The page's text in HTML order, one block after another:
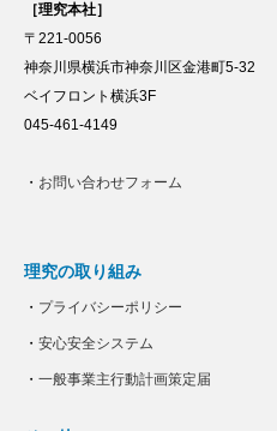
［理究本社］
〒221-0056
神奈川県横浜市神奈川区金港町5-32
ベイフロント横浜3F
045-461-4149
・ お問い合わせフォーム
理究の取り組み
・ プライバシーポリシー
・ 安心安全システム
・ 一般事業主行動計画策定届